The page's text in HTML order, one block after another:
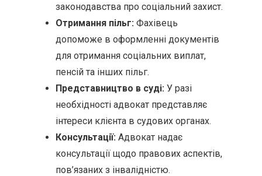
законодавства про соціальний захист.
Отримання пільг: Фахівець
допоможе в оформленні документів
для отримання соціальних виплат,
пенсій та інших пільг.
Представництво в суді: У разі
необхідності адвокат представляє
інтереси клієнта в судових органах.
Консультації: Адвокат надає
консультації щодо правових аспектів,
пов’язаних з інвалідністю.